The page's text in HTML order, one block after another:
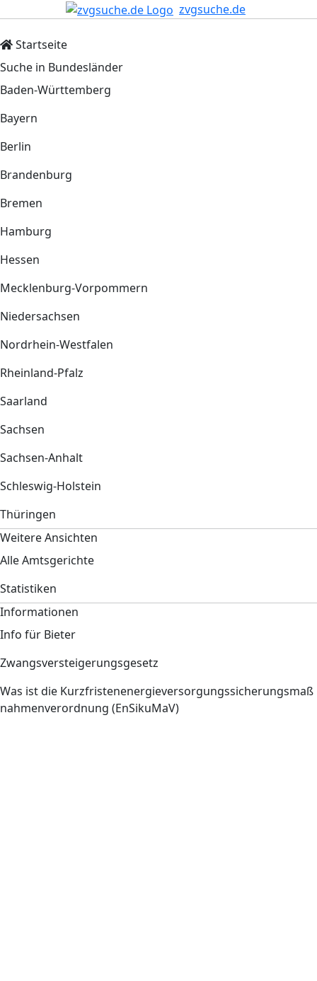
zvgsuche.de
Startseite
Suche in Bundesländer
Baden-Württemberg
Bayern
Berlin
Brandenburg
Bremen
Hamburg
Hessen
Mecklenburg-Vorpommern
Niedersachsen
Nordrhein-Westfalen
Rheinland-Pfalz
Saarland
Sachsen
Sachsen-Anhalt
Schleswig-Holstein
Thüringen
Weitere Ansichten
Alle Amtsgerichte
Statistiken
Informationen
Info für Bieter
Zwangsversteigerungsgesetz
Was ist die Kurzfristenenergieversorgungssicherungsmaß
nahmenverordnung (EnSikuMaV)